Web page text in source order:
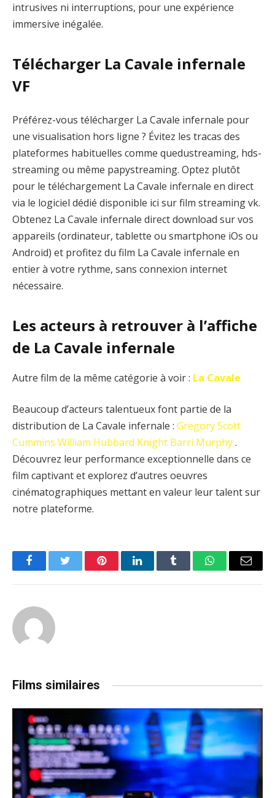
intrusives ni interruptions, pour une expérience
immersive inégalée.
Télécharger La Cavale infernale
VF
Préférez-vous télécharger La Cavale infernale pour
une visualisation hors ligne ? Évitez les tracas des
plateformes habituelles comme quedustreaming, hds-
streaming ou même papystreaming. Optez plutôt
pour le téléchargement La Cavale infernale en direct
via le logiciel dédié disponible ici sur film streaming vk.
Obtenez La Cavale infernale direct download sur vos
appareils (ordinateur, tablette ou smartphone iOs ou
Android) et profitez du film La Cavale infernale en
entier à votre rythme, sans connexion internet
nécessaire.
Les acteurs à retrouver à l’affiche
de La Cavale infernale
Autre film de la même catégorie à voir : La Cavale
Beaucoup d’acteurs talentueux font partie de la
distribution de La Cavale infernale : Gregory Scott
Cummins William Hubbard Knight Barri Murphy.
Découvrez leur performance exceptionnelle dans ce
film captivant et explorez d’autres oeuvres
cinématographiques mettant en valeur leur talent sur
notre plateforme.
FacebookTwitter PinterestLinkedInTumblr WhatsAppEmail
Films similaires